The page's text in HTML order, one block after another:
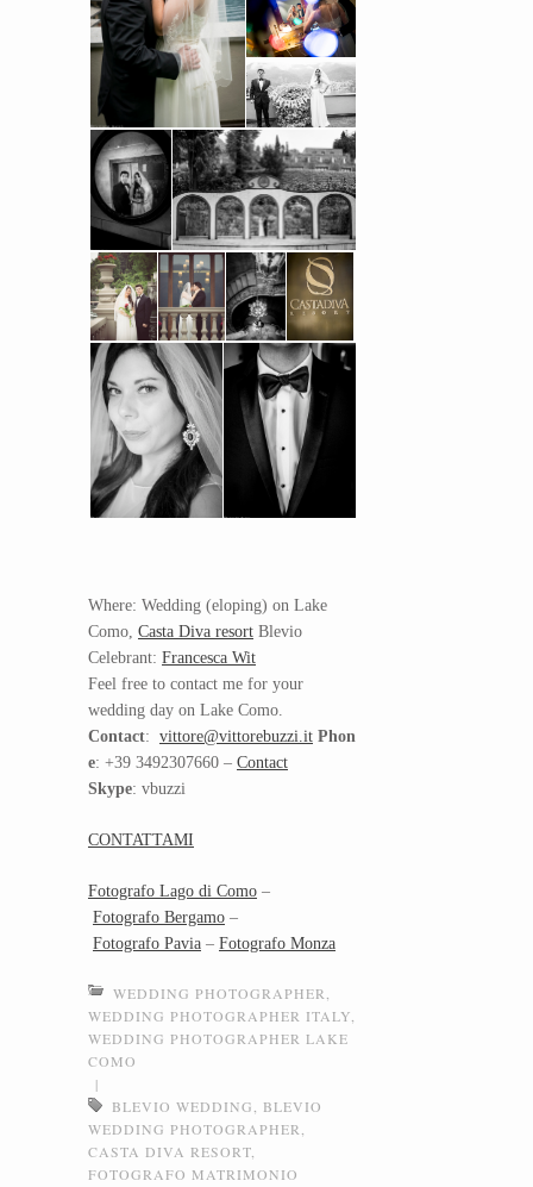
Where: Wedding (eloping) on Lake
Como, Casta Diva resort Blevio
Celebrant: Francesca Wit
Feel free to contact me for your
wedding day on Lake Como.
Contact: vittore@vittorebuzzi.it Phon
e: +39 3492307660 – Contact
Skype: vbuzzi
CONTATTAMI
Fotografo Lago di Como –
Fotografo Bergamo –
Fotografo Pavia – Fotografo Monza
WEDDING PHOTOGRAPHER
WEDDING PHOTOGRAPHER ITALY
WEDDING PHOTOGRAPHER LAKE
COMO
|
BLEVIO WEDDING
BLEVIO
WEDDING PHOTOGRAPHER
CASTA DIVA RESORT
FOTOGRAFO MATRIMONIO